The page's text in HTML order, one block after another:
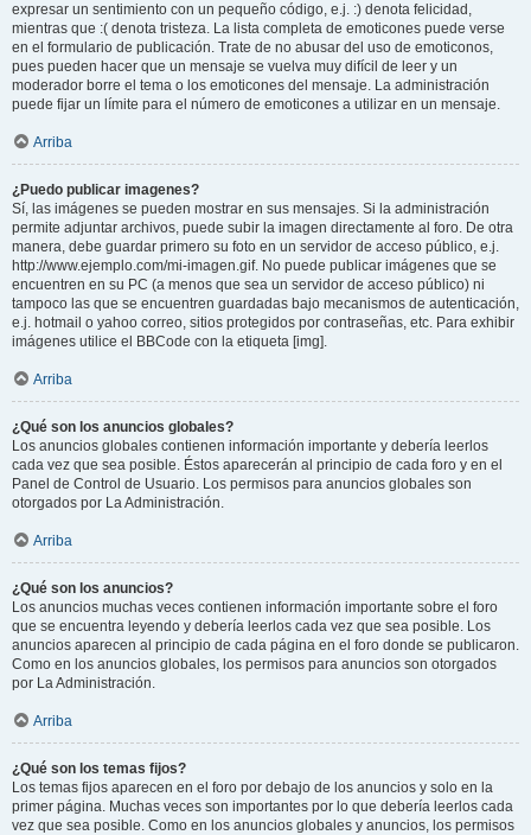
expresar un sentimiento con un pequeño código, e.j. :) denota felicidad,
mientras que :( denota tristeza. La lista completa de emoticones puede verse
en el formulario de publicación. Trate de no abusar del uso de emoticonos,
pues pueden hacer que un mensaje se vuelva muy difícil de leer y un
moderador borre el tema o los emoticones del mensaje. La administración
puede fijar un límite para el número de emoticones a utilizar en un mensaje.
Arriba
¿Puedo publicar imagenes?
Sí, las imágenes se pueden mostrar en sus mensajes. Si la administración
permite adjuntar archivos, puede subir la imagen directamente al foro. De otra
manera, debe guardar primero su foto en un servidor de acceso público, e.j.
http://www.ejemplo.com/mi-imagen.gif. No puede publicar imágenes que se
encuentren en su PC (a menos que sea un servidor de acceso público) ni
tampoco las que se encuentren guardadas bajo mecanismos de autenticación,
e.j. hotmail o yahoo correo, sitios protegidos por contraseñas, etc. Para exhibir
imágenes utilice el BBCode con la etiqueta [img].
Arriba
¿Qué son los anuncios globales?
Los anuncios globales contienen información importante y debería leerlos
cada vez que sea posible. Éstos aparecerán al principio de cada foro y en el
Panel de Control de Usuario. Los permisos para anuncios globales son
otorgados por La Administración.
Arriba
¿Qué son los anuncios?
Los anuncios muchas veces contienen información importante sobre el foro
que se encuentra leyendo y debería leerlos cada vez que sea posible. Los
anuncios aparecen al principio de cada página en el foro donde se publicaron.
Como en los anuncios globales, los permisos para anuncios son otorgados
por La Administración.
Arriba
¿Qué son los temas fijos?
Los temas fijos aparecen en el foro por debajo de los anuncios y solo en la
primer página. Muchas veces son importantes por lo que debería leerlos cada
vez que sea posible. Como en los anuncios globales y anuncios, los permisos